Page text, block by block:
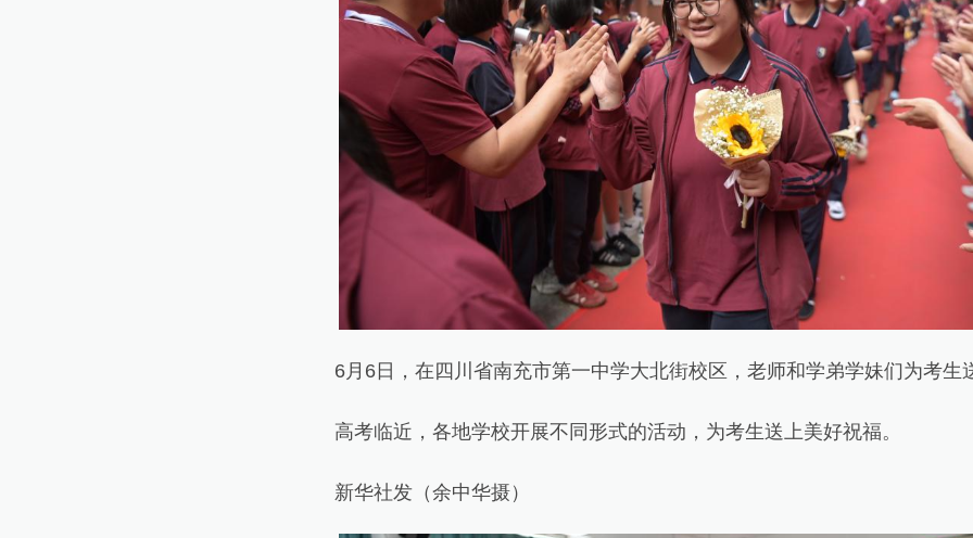
6月6日，在四川省南充市第一中学大北街校区，老师和学弟学妹们为考生
高考临近，各地学校开展不同形式的活动，为考生送上美好祝福。
新华社发（余中华摄）